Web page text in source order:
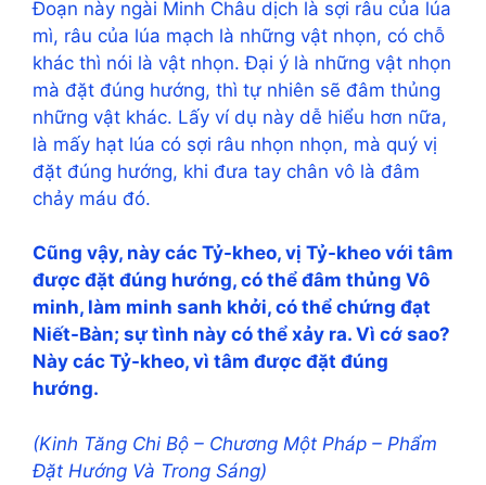
Đoạn này ngài Minh Châu dịch là sợi râu của lúa
mì, râu của lúa mạch là những vật nhọn, có chỗ
khác thì nói là vật nhọn. Đại ý là những vật nhọn
mà đặt đúng hướng, thì tự nhiên sẽ đâm thủng
những vật khác. Lấy ví dụ này dễ hiểu hơn nữa,
là mấy hạt lúa có sợi râu nhọn nhọn, mà quý vị
đặt đúng hướng, khi đưa tay chân vô là đâm
chảy máu đó.
Cũng vậy, này các Tỷ-kheo, vị Tỷ-kheo với tâm
được đặt đúng hướng, có thể đâm thủng Vô
minh, làm minh sanh khởi, có thể chứng đạt
Niết-Bàn; sự tình này có thể xảy ra. Vì cớ sao?
Này các Tỷ-kheo, vì tâm được đặt đúng
hướng.
(Kinh Tăng Chi Bộ – Chương Một Pháp – Phẩm
Đặt Hướng Và Trong Sáng)